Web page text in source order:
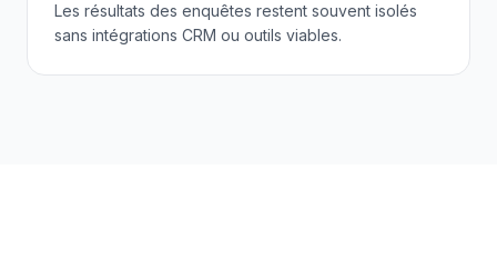
Les résultats des enquêtes restent souvent isolés
sans intégrations CRM ou outils viables.